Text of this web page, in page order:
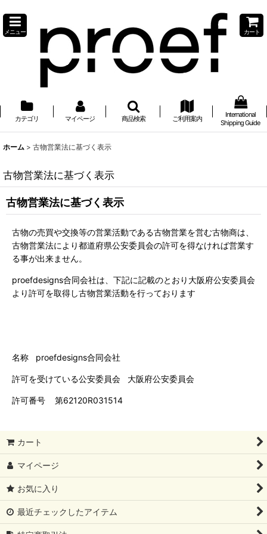
メニュー カート
カテゴリ マイページ 商品検索 ご利用案内
International
Shipping Guide
ホーム > 古物営業法に基づく表示
古物営業法に基づく表示
古物営業法に基づく表示
古物の売買や交換等の営業活動である古物営業を営む古物商は、
古物営業法により都道府県公安委員会の許可を得なければ営業す
る事が出来ません。
proefdesigns合同会社は、下記に記載のとおり大阪府公安委員会
より許可を取得し古物営業活動を行っております
名称 proefdesigns合同会社
許可を受けている公安委員会 大阪府公安委員会
許可番号 第62120R031514
カート
マイページ
お気に入り
最近チェックしたアイテム